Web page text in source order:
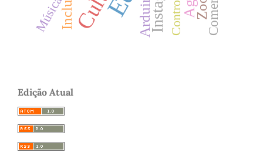
Arduino
Música Controle
Edição Atual